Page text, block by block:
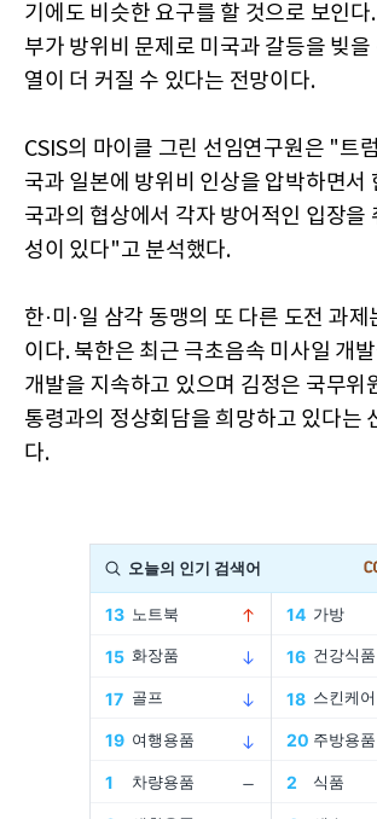
기에도 비슷한 요구를 할 것으로 보인다
부가 방위비 문제로 미국과 갈등을 빚
열이 더 커질 수 있다는 전망이다.
CSIS의 마이클 그린 선임연구원은 "트
국과 일본에 방위비 인상을 압박하면서
국과의 협상에서 각자 방어적인 입장을
성이 있다"고 분석했다.
한·미·일 삼각 동맹의 또 다른 도전 과
이다. 북한은 최근 극초음속 미사일 개
개발을 지속하고 있으며 김정은 국무위
통령과의 정상회담을 희망하고 있다는
다.